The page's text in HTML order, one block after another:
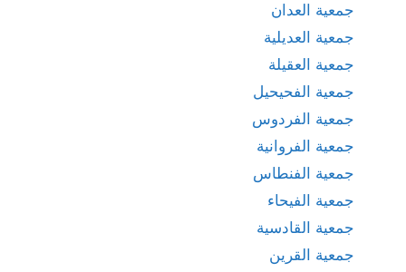
جمعية العدان
جمعية العديلية
جمعية العقيلة
جمعية الفحيحيل
جمعية الفردوس
جمعية الفروانية
جمعية الفنطاس
جمعية الفيحاء
جمعية القادسية
جمعية القرين